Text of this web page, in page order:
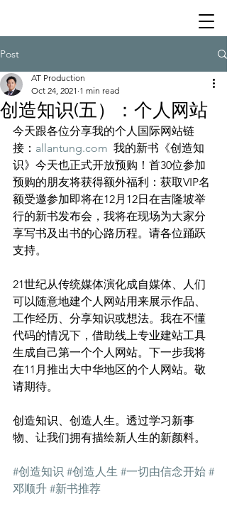
Post
创造知识(五）：个人网站
AT Production
Oct 24, 2021 1 min read
今天跟各位分享我的个人国际网站链
接： allantung.com
  我的新书《创造知
识》今天也正式开放预购！首30位参加
预购的朋友将获得额外福利：获取VIP名
额受邀参加即将在12月12日在吉隆坡举
行的新书发布会，我将在现场为大家分
享写书及出书的心路历程。请各位踊跃
支持。
21世纪从传统媒体演化成自媒体、人们
可以随意地建个人网站用来展示作品、
工作经历、分享知识或想法。我在不懂
代码的情况下，借助线上专业建站工具
生成自己第一个个人网站。下一步我将
在11月推出大中华地区的个人网站。敬
请期待。
创造知识、创造人生。透过学习新事
物、让我们拥有描绘新人生的新颜料。
#创造知识 #创造人生 #一切由信念开始 #
邓顺升 #新书推荐